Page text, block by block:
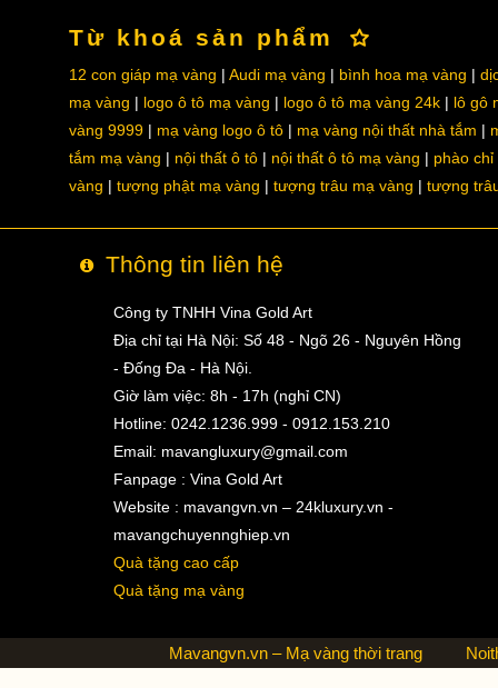
Từ khoá sản phẩm
12 con giáp mạ vàng Audi mạ vàng bình hoa mạ vàng
mạ vàng
logo ô tô mạ vàng logo ô tô mạ vàng 24k
lô gô
vàng 9999
mạ vàng logo ô tô mạ vàng nội thất nhà tắm
tắm mạ vàng
nội thất ô tô nội thất ô tô mạ vàng
phào chỉ
vàng
tượng phật mạ vàng tượng trâu mạ vàng tượng
Thông tin liên hệ
Công ty TNHH Vina Gold Art
Địa chỉ tại Hà Nội: Số 48 - Ngõ 26 - Nguyên Hồng
- Đống Đa - Hà Nội.
Giờ làm việc: 8h - 17h (nghỉ CN)
Hotline: 0242.1236.999 - 0912.153.210
Email: mavangluxury@gmail.com
Fanpage : Vina Gold Art
Website : mavangvn.vn – 24kluxury.vn -
mavangchuyennghiep.vn
Quà tặng cao cấp
Quà tặng mạ vàng
Mavangvn.vn – Mạ vàng thời trang